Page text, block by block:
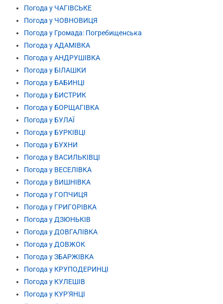
Погода у ЧАГІВСЬКЕ
Погода у ЧОВНОВИЦЯ
Погода у Громада: Погребищенська
Погода у АДАМІВКА
Погода у АНДРУШІВКА
Погода у БІЛАШКИ
Погода у БАБИНЦІ
Погода у БИСТРИК
Погода у БОРЩАГІВКА
Погода у БУЛАЇ
Погода у БУРКІВЦІ
Погода у БУХНИ
Погода у ВАСИЛЬКІВЦІ
Погода у ВЕСЕЛІВКА
Погода у ВИШНІВКА
Погода у ГОПЧИЦЯ
Погода у ГРИГОРІВКА
Погода у ДЗЮНЬКІВ
Погода у ДОВГАЛІВКА
Погода у ДОВЖОК
Погода у ЗБАРЖІВКА
Погода у КРУПОДЕРИНЦІ
Погода у КУЛЕШІВ
Погода у КУР'ЯНЦІ